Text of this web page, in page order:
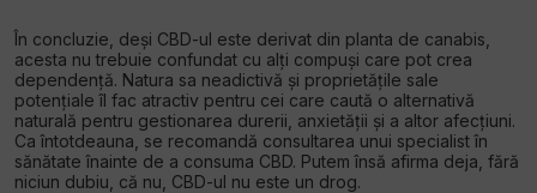
În concluzie, deși CBD-ul este derivat din planta de canabis,
acesta nu trebuie confundat cu alți compuși care pot crea
dependență. Natura sa neadictivă și proprietățile sale
potențiale îl fac atractiv pentru cei care caută o alternativă
naturală pentru gestionarea durerii, anxietății și a altor afecțiuni.
Ca întotdeauna, se recomandă consultarea unui specialist în
sănătate înainte de a consuma CBD. Putem însă afirma deja, fără
niciun dubiu, că nu, CBD-ul nu este un drog.